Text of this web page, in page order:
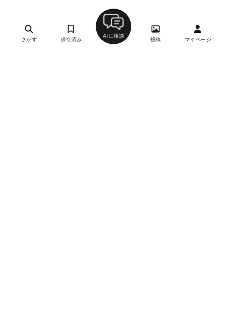
さがす 保存済み
AIに相談
投稿 マイページ